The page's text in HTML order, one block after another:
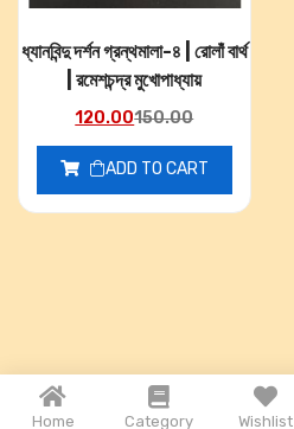
Home Category Wishlist
ধ্যানবিন্দু দর্শন গ্রন্থমালা-৪ | রোলাঁ বার্থ
| রমেশচন্দ্র মুখোপাধ্যায়
120.00150.00
ADD TO CART